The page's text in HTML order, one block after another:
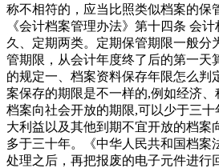
称不相符的，应当比照类似档案的保
《会计档案管理办法》第十四条 会
久、定期两类。定期保管期限一般分
管期限，从会计年度终了后的第一天
的规定一、档案资料保存年限怎么判
案保存的期限是不一样的,例如经济
档案向社会开放的期限,可以少于三
大利益以及其他到期不宜开放的档案
多于三十年。《中华人民共和国档案
处理之后，再把报废的电子元件进行